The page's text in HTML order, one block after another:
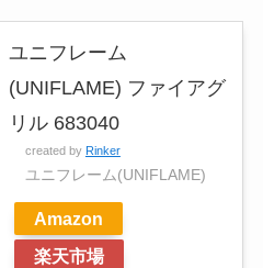
ユニフレーム
(UNIFLAME) ファイアグ
リル 683040
created by Rinker
ユニフレーム(UNIFLAME)
Amazon
楽天市場